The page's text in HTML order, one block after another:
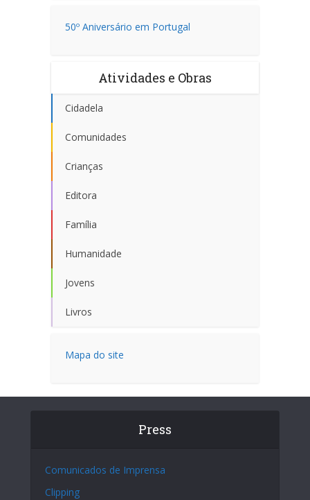
50º Aniversário em Portugal
Atividades e Obras
Cidadela
Comunidades
Crianças
Editora
Família
Humanidade
Jovens
Livros
Mapa do site
Press
Comunicados de Imprensa
Clipping